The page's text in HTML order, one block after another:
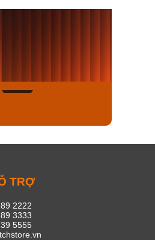
TRỢ
2222
3333
5555